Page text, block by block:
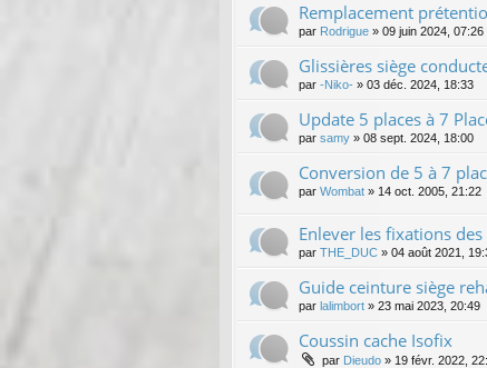
Remplacement
par Rodrigue » 09 juin 2024, 07:26
Glissières siège
par -Niko- » 03 déc. 2024, 18:33
Update 5 places à 7
par samy » 08 sept. 2024, 18:00
Conversion de 5 à 7
par Wombat » 14 oct. 2005, 21:22
Enlever les fixations
par THE_DUC » 04 août 2021,
Guide ceinture siège
par lalimbort » 23 mai 2023, 20:49
Coussin cache Isofix
par Dieudo » 19 févr. 2022,